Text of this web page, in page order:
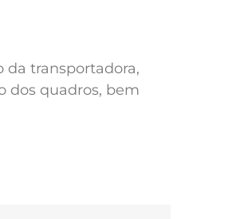
da transportadora,
dos quadros, bem